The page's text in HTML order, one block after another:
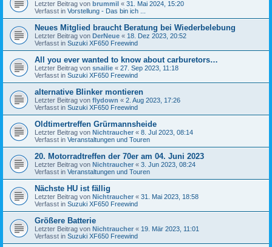
Letzter Beitrag von brummil « 31. Mai 2024, 15:20
Verfasst in Vorstellung - Das bin ich ...
Neues Mitglied braucht Beratung bei Wiederbelebung
Letzter Beitrag von DerNeue « 18. Dez 2023, 20:52
Verfasst in Suzuki XF650 Freewind
All you ever wanted to know about carburetors…
Letzter Beitrag von snailie « 27. Sep 2023, 11:18
Verfasst in Suzuki XF650 Freewind
alternative Blinker montieren
Letzter Beitrag von flydown « 2. Aug 2023, 17:26
Verfasst in Suzuki XF650 Freewind
Oldtimertreffen Grürmannsheide
Letzter Beitrag von Nichtraucher « 8. Jul 2023, 08:14
Verfasst in Veranstaltungen und Touren
20. Motorradtreffen der 70er am 04. Juni 2023
Letzter Beitrag von Nichtraucher « 3. Jun 2023, 08:24
Verfasst in Veranstaltungen und Touren
Nächste HU ist fällig
Letzter Beitrag von Nichtraucher « 31. Mai 2023, 18:58
Verfasst in Suzuki XF650 Freewind
Größere Batterie
Letzter Beitrag von Nichtraucher « 19. Mär 2023, 11:01
Verfasst in Suzuki XF650 Freewind